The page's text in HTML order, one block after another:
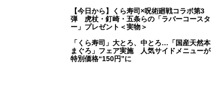
【今日から】くら寿司×呪術廻戦コラボ第3
弾 虎杖・釘崎・五条らの「ラバーコースタ
ー」プレゼント＜実物＞
「くら寿司」大とろ、中とろ…「国産天然本
まぐろ」フェア実施 人気サイドメニューが
特別価格“150円”に